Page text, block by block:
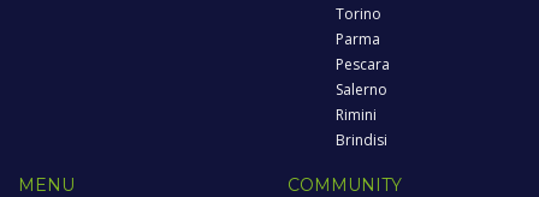
Torino
Parma
Pescara
Salerno
Rimini
Brindisi
MENU COMMUNITY